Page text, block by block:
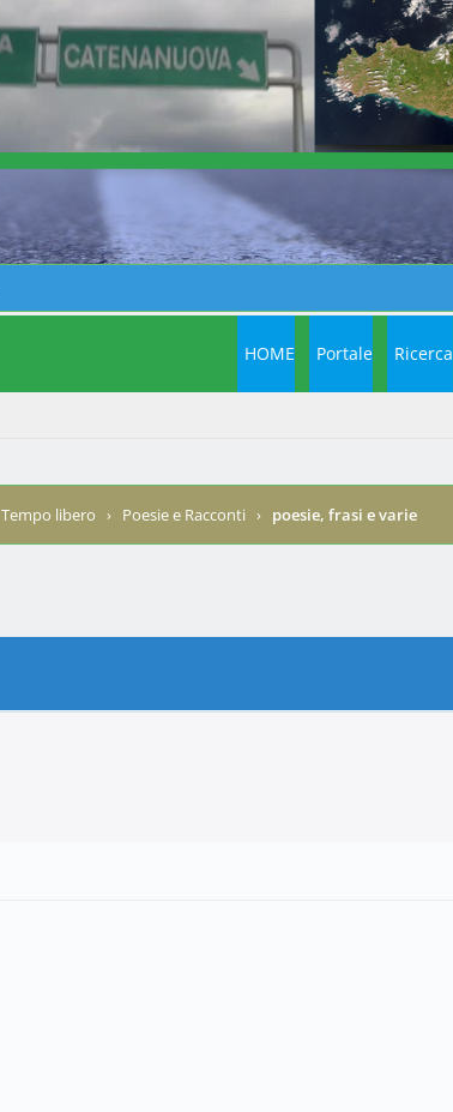
HOME Portale Ricerca
Tempo libero › Poesie e Racconti › poesie, frasi e varie